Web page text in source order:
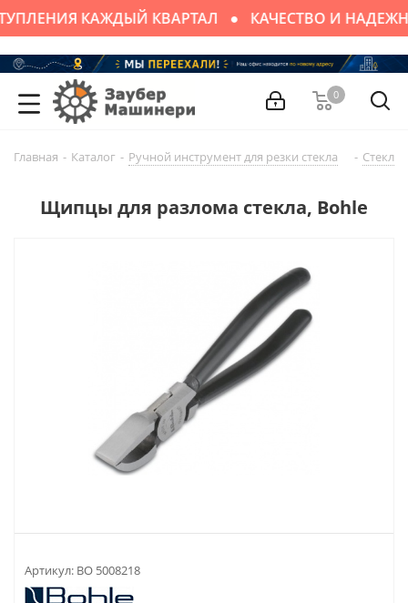
КАЖДЫЙ КВАРТАЛ КАЧЕСТВО И
0
Главная - Каталог - Ручной инструмент для резки стекла -
Щипцы для разлома стекла, Bohle
Артикул: BO 5008218